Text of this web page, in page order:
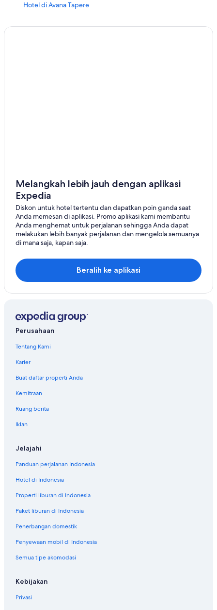
Hotel di Avana Tapere
Hotel di Rarotonga
Hotel di Suwarrow
Hotel di Tekopua
Hotel di Tokerau Tapere
Melangkah lebih jauh dengan aplikasi
Expedia
Diskon untuk hotel tertentu dan dapatkan poin ganda saat
Anda memesan di aplikasi. Promo aplikasi kami membantu
Anda menghemat untuk perjalanan sehingga Anda dapat
melakukan lebih banyak perjalanan dan mengelola semuanya
di mana saja, kapan saja.
Beralih ke aplikasi
Perusahaan
Tentang Kami
Karier
Buat daftar properti Anda
Kemitraan
Ruang berita
Iklan
Jelajahi
Panduan perjalanan Indonesia
Hotel di Indonesia
Properti liburan di Indonesia
Paket liburan di Indonesia
Penerbangan domestik
Penyewaan mobil di Indonesia
Semua tipe akomodasi
Kebijakan
Privasi